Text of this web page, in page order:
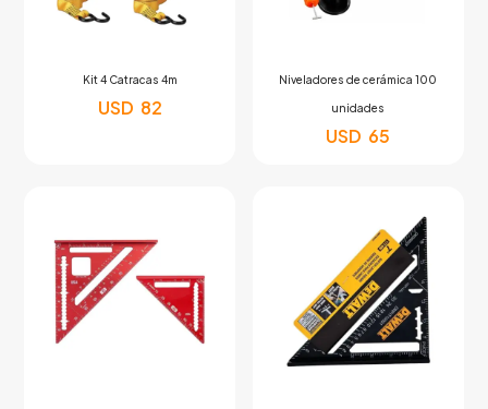
Kit 4 Catracas 4m
USD 82
Niveladores de cerámica 100
unidades
USD 65